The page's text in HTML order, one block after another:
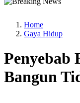
Home
Gaya Hidup
Penyebab
Bangun